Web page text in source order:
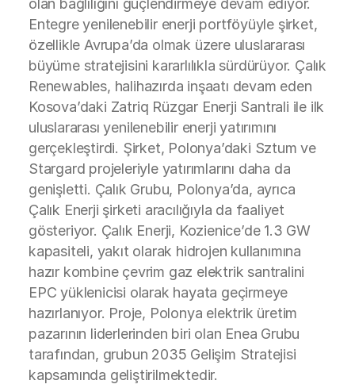
olan bağlılığını güçlendirmeye devam ediyor.
Entegre yenilenebilir enerji portföyüyle şirket,
özellikle Avrupa’da olmak üzere uluslararası
büyüme stratejisini kararlılıkla sürdürüyor. Çalık
Renewables, halihazırda inşaatı devam eden
Kosova’daki Zatriq Rüzgar Enerji Santrali ile ilk
uluslararası yenilenebilir enerji yatırımını
gerçekleştirdi. Şirket, Polonya’daki Sztum ve
Stargard projeleriyle yatırımlarını daha da
genişletti. Çalık Grubu, Polonya’da, ayrıca
Çalık Enerji şirketi aracılığıyla da faaliyet
gösteriyor. Çalık Enerji, Kozienice’de 1.3 GW
kapasiteli, yakıt olarak hidrojen kullanımına
hazır kombine çevrim gaz elektrik santralini
EPC yüklenicisi olarak hayata geçirmeye
hazırlanıyor. Proje, Polonya elektrik üretim
pazarının liderlerinden biri olan Enea Grubu
tarafından, grubun 2035 Gelişim Stratejisi
kapsamında geliştirilmektedir.